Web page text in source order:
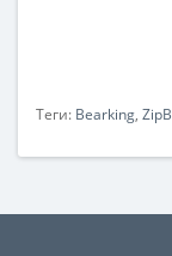
Теги: Bearking,